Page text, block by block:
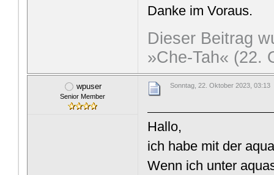
Danke im Voraus.
Dieser Beitrag
»Che-Tah« (22.
wpuser
Senior Member
Sonntag, 22. Oktober 2023, 03:13
Hallo,
ich habe mit der
Wenn ich unter